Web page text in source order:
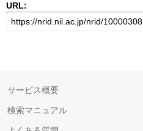
URL:
サービス概要
検索マニュアル